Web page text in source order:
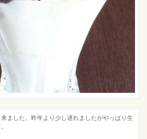
ました。昨年より少し遅れましたがやっぱり生